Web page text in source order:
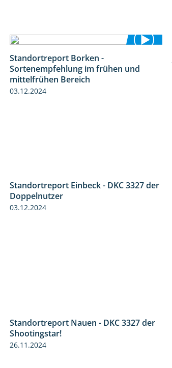
Standortreport Borken -
Sortenempfehlung im frühen und
mittelfrühen Bereich
03.12.2024
Standortreport Einbeck - DKC 3327 der
Doppelnutzer
03.12.2024
Standortreport Nauen - DKC 3327 der
Shootingstar!
26.11.2024